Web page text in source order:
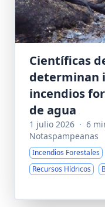
Científicas
determinan
incendios
de agua
1 julio 2026 · 6
Notaspampeanas
Incendios Forestales
Recursos Hídricos